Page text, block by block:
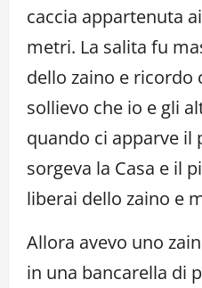
caccia appartenuta
metri. La salita fu
dello zaino e ricordo
sollievo che io e gli
quando ci apparve il
sorgeva la Casa e il
liberai dello zaino e
Allora avevo uno
in una bancarella di